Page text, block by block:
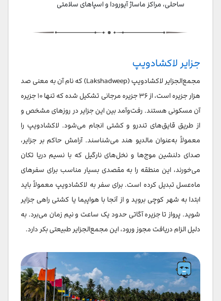
ساحلی، مراکز ماساژ آیورودا و اسپاهای سلامتی
جزایر لاکشادویپ
مجمع‌الجزایر لاکشادویپ (Lakshadweep) که نام آن به معنی صد
هزار جزیره است، از ۳۶ جزیره مرجانی تشکیل شده که تنها ۱۰ جزیره
آن مسکونی هستند. رفت‌وآمد بین این جزایر در روزهای مشخص و
از طریق قایق‌های تندرو و کشتی انجام می‌شود. لاکشادویپ را
معمولاً به‌عنوان مالدیو هند می‌شناسند. آرامش حاکم بر جزایر،
صدای دلنشین موج‌ها و نخل‌های نارگیل که با نسیم دریا تکان
می‌خورند، این منطقه را به مقصدی بسیار مناسب برای سفرهای
ماه‌عسل تبدیل کرده است. برای سفر به لاکشادویپ معمولاً باید
ابتدا به شهر کوچی بروید و از آنجا با هواپیما یا کشتی راهی جزایر
شوید. پرواز تا جزیره آگاتی حدود یک ساعت و نیم زمان می‌برد. به
دلیل الزام دریافت مجوز ورود، این مجمع‌الجزایر طبیعتی بکر دارد.